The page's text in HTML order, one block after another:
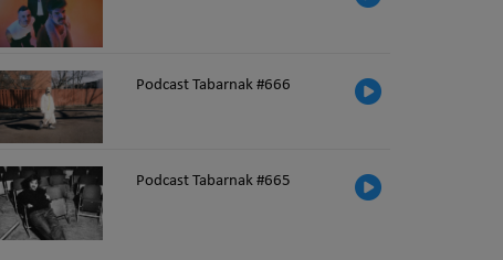
Podcast Tabarnak #666
Podcast Tabarnak #665